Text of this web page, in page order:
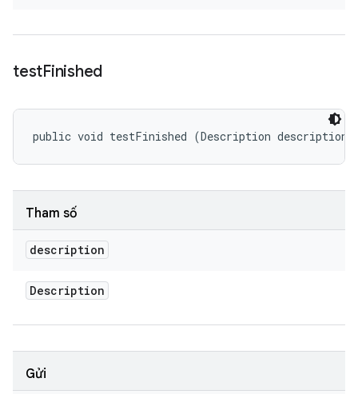
testFinished
public void testFinished (Description description)
Tham số
description
Description
Gửi